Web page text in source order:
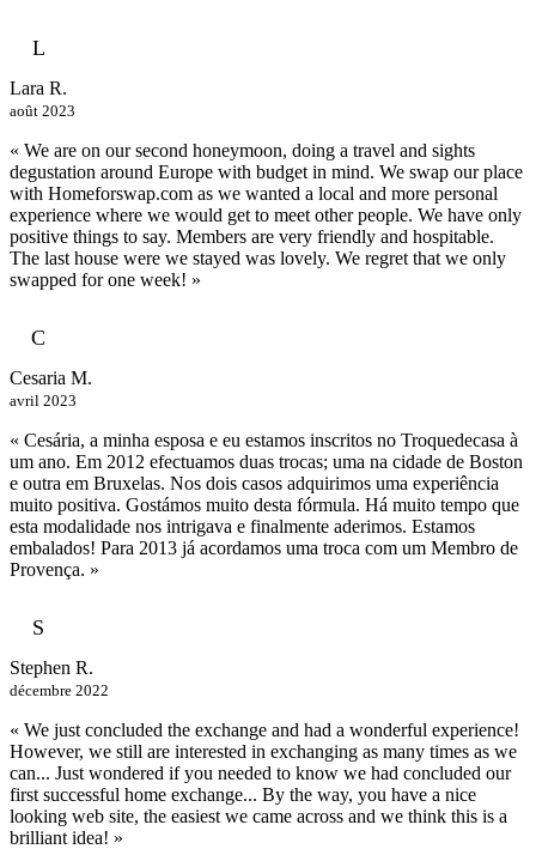
L
Lara R.
août 2023
« We are on our second honeymoon, doing a travel and sights
degustation around Europe with budget in mind. We swap our place
with Homeforswap.com as we wanted a local and more personal
experience where we would get to meet other people. We have only
positive things to say. Members are very friendly and hospitable.
The last house were we stayed was lovely. We regret that we only
swapped for one week! »
C
Cesaria M.
avril 2023
« Cesária, a minha esposa e eu estamos inscritos no Troquedecasa à
um ano. Em 2012 efectuamos duas trocas; uma na cidade de Boston
e outra em Bruxelas. Nos dois casos adquirimos uma experiência
muito positiva. Gostámos muito desta fórmula. Há muito tempo que
esta modalidade nos intrigava e finalmente aderimos. Estamos
embalados! Para 2013 já acordamos uma troca com um Membro de
Provença. »
S
Stephen R.
décembre 2022
« We just concluded the exchange and had a wonderful experience!
However, we still are interested in exchanging as many times as we
can... Just wondered if you needed to know we had concluded our
first successful home exchange... By the way, you have a nice
looking web site, the easiest we came across and we think this is a
brilliant idea! »